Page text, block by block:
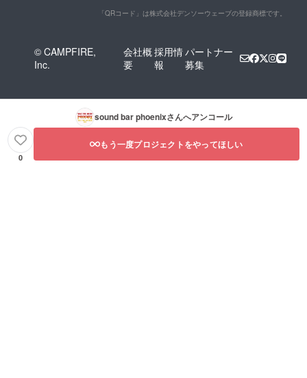
「QRコード」は株式会社デンソーウェーブの登録商標です。
© CAMPFIRE,
Inc.
会社概
要
採用情
報
パートナー
募集
sound bar phoenixさんへアンコール
0
もう一度プロジェクトをやってほしい